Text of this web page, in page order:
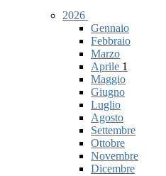
2026
Gennaio
Febbraio
Marzo
Aprile 1
Maggio
Giugno
Luglio
Agosto
Settembre
Ottobre
Novembre
Dicembre